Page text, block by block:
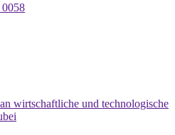
wirtschaftliche und technologische